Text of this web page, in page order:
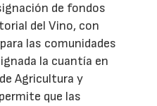
de fondos
del Vino, con
las comunidades
la cuantía en
Agricultura y
que las